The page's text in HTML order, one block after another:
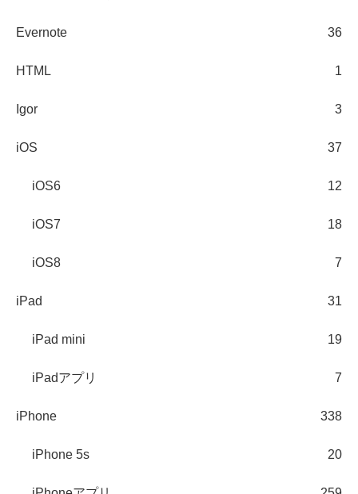
Evernote 36
HTML 1
Igor 3
iOS 37
iOS6 12
iOS7 18
iOS8 7
iPad 31
iPad mini 19
iPadアプリ 7
iPhone 338
iPhone 5s 20